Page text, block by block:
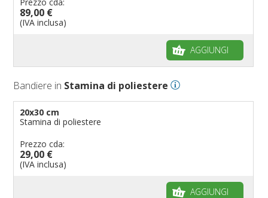
89,00 €
(IVA inclusa)
AGGIUNGI
Bandiere in Stamina di poliestere
20x30 cm
Stamina di poliestere
Prezzo cda:
29,00 €
(IVA inclusa)
AGGIUNGI